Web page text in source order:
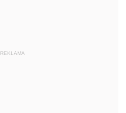
REKLAMA